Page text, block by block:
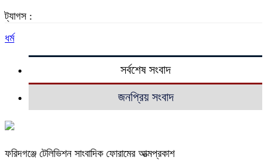
ট্যাগস :
ধর্ম
সর্বশেষ সংবাদ
জনপ্রিয় সংবাদ
ফরিদগঞ্জে টেলিভিশন সাংবাদিক ফোরামের আত্মপ্রকাশ